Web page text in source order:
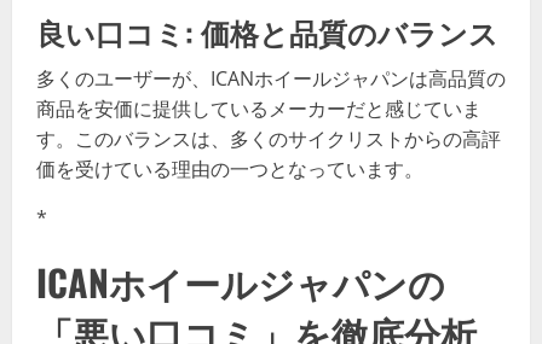
良い口コミ: 価格と品質のバランス
多くのユーザーが、ICANホイールジャパンは高品質の
商品を安価に提供しているメーカーだと感じていま
す。このバランスは、多くのサイクリストからの高評
価を受けている理由の一つとなっています。
*
ICANホイールジャパンの
「悪い口コミ」を徹底分析